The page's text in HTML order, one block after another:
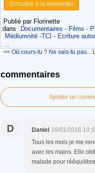
S'inscrire à la newsletter
Publié par Florinette
dans
Documentaires - Films -
Médiumnité -TCI - Ecriture
…
<< Où cours-tu ? Ne sais-tu pas...
commentaires
Ajouter un
D Daniel 16/01/2016
Tous les mois je me
avec les mains. Elle
malade pour